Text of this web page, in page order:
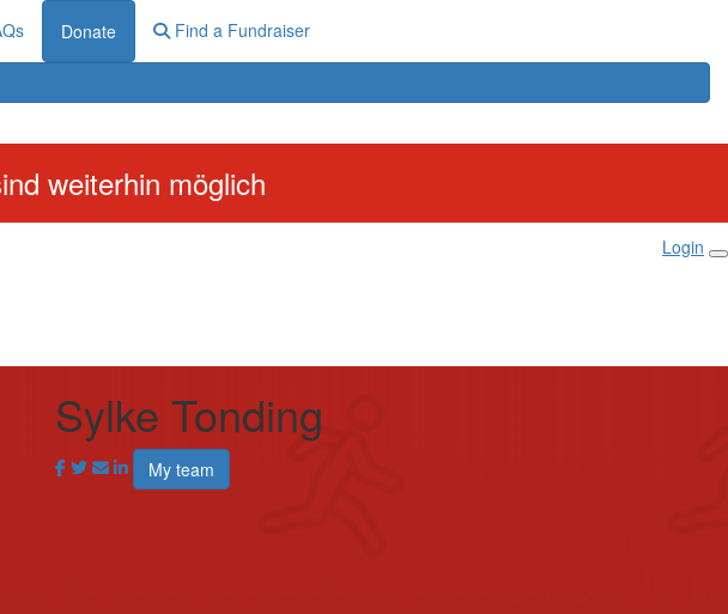
Donate Find a Fundraiser
weiterhin möglich
Login
Sylke Tonding
My team